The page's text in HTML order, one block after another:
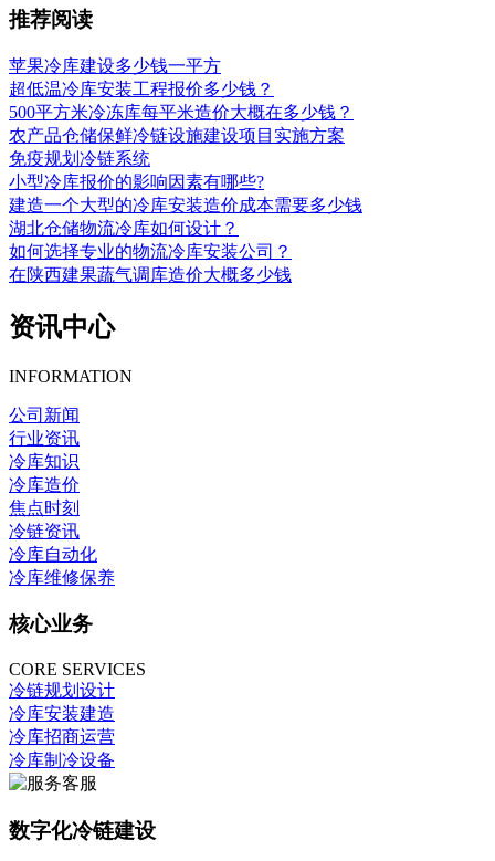
推荐阅读
苹果冷库建设多少钱一平方
超低温冷库安装工程报价多少钱？
500平方米冷冻库每平米造价大概在多少钱？
农产品仓储保鲜冷链设施建设项目实施方案
免疫规划冷链系统
小型冷库报价的影响因素有哪些?
建造一个大型的冷库安装造价成本需要多少钱
湖北仓储物流冷库如何设计？
如何选择专业的物流冷库安装公司？
在陕西建果蔬气调库造价大概多少钱
资讯中心
INFORMATION
公司新闻
行业资讯
冷库知识
冷库造价
焦点时刻
冷链资讯
冷库自动化
冷库维修保养
核心业务
CORE SERVICES
冷链规划设计
冷库安装建造
冷库招商运营
冷库制冷设备
数字化冷链建设